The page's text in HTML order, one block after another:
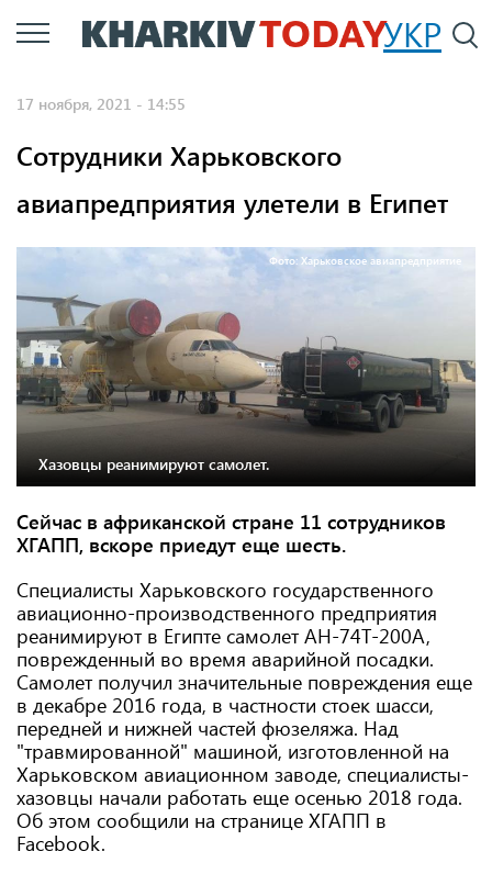
Перейти
к
УКР
17 ноября, 2021 - 14:55
Сотрудники Харьковского
авиапредприятия улетели в Египет
Фото: Харьковское авиапредприятие
Хазовцы реанимируют самолет.
Сейчас в африканской стране 11 сотрудников
ХГАПП, вскоре приедут еще шесть.
Специалисты Харьковского государственного
авиационно-производственного предприятия
реанимируют в Египте самолет АН-74Т-200А,
поврежденный во время аварийной посадки.
Самолет получил значительные повреждения еще
в декабре 2016 года, в частности стоек шасси,
передней и нижней частей фюзеляжа. Над
"травмированной" машиной, изготовленной на
Харьковском авиационном заводе, специалисты-
хазовцы начали работать еще осенью 2018 года.
Об этом сообщили на странице ХГАПП в
Facebook.